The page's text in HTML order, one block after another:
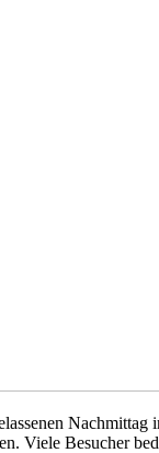
Viele Besucher